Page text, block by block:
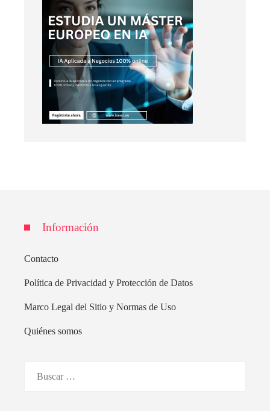
Información
Contacto
Política de Privacidad y Protección de Datos
Marco Legal del Sitio y Normas de Uso
Quiénes somos